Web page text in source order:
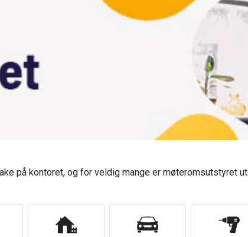
på kontoret, og for veldig mange er